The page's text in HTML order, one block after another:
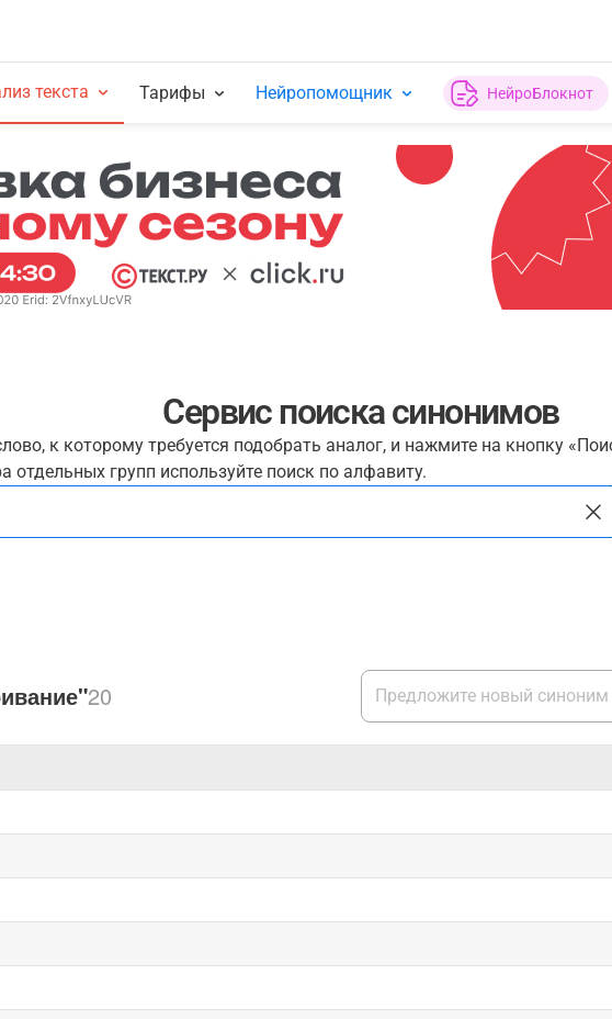
текста Тарифы Нейропомощник НейроБлокнот
Сервис поиска синонимов
к которому требуется подобрать аналог, и нажмите на кнопку
отдельных групп используйте поиск по алфавиту.
20